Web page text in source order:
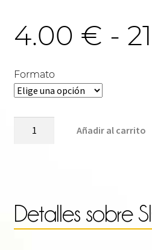
4.00 € -
Formato
Añadir al carrito
Detalles sobre